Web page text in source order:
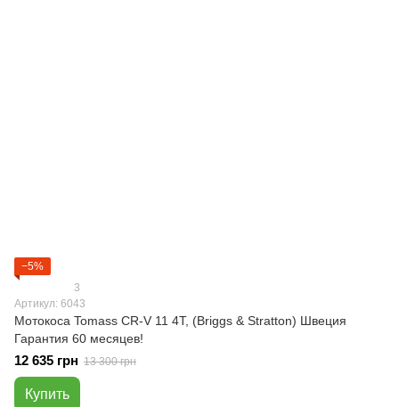
−5%
3
Артикул: 6043
Мотокоса Tomass CR-V 11 4Т, (Briggs & Stratton) Швеция
Гарантия 60 месяцев!
12 635 грн 13 300 грн
Купить